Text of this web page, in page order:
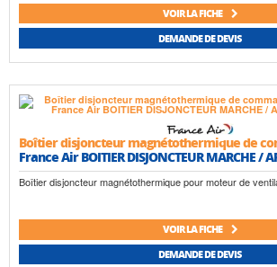
VOIR LA FICHE
DEMANDE DE DEVIS
Boîtier disjoncteur magnétothermique de
France Air BOITIER DISJONCTEUR MARCHE /
Boîtier disjoncteur magnétothermique pour moteur de
VOIR LA FICHE
DEMANDE DE DEVIS